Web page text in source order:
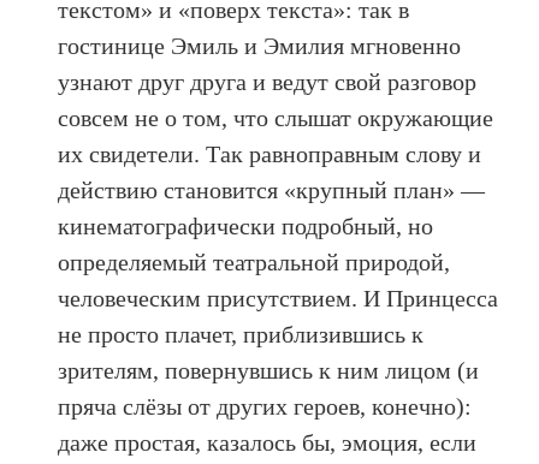
текстом» и «поверх текста»: так в
гостинице Эмиль и Эмилия мгновенно
узнают друг друга и ведут свой разговор
совсем не о том, что слышат окружающие
их свидетели. Так равноправным слову и
действию становится «крупный план» —
кинематографически подробный, но
определяемый театральной природой,
человеческим присутствием. И Принцесса
не просто плачет, приблизившись к
зрителям, повернувшись к ним лицом (и
пряча слёзы от других героев, конечно):
даже простая, казалось бы, эмоция, если